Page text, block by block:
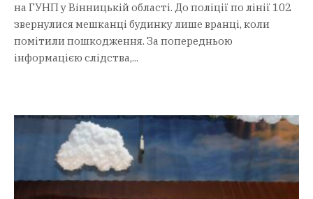
на ГУНП у Вінницькій області. До поліції по лінії 102
звернулися мешканці будинку лише вранці, коли
помітили пошкодження. За попередньою
інформацією слідства,...